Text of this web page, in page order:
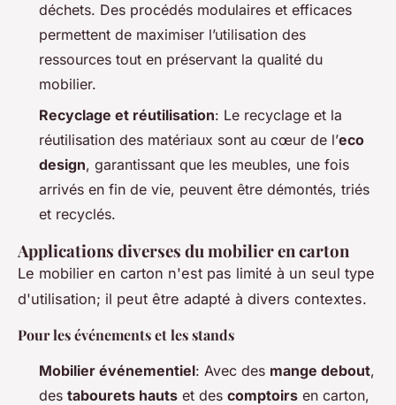
déchets. Des procédés modulaires et efficaces
permettent de maximiser l’utilisation des
ressources tout en préservant la qualité du
mobilier.
Recyclage et réutilisation: Le recyclage et la
réutilisation des matériaux sont au cœur de l’eco
design, garantissant que les meubles, une fois
arrivés en fin de vie, peuvent être démontés, triés
et recyclés.
Applications diverses du mobilier en carton
Le mobilier en carton n'est pas limité à un seul type
d'utilisation; il peut être adapté à divers contextes.
Pour les événements et les stands
Mobilier événementiel: Avec des mange debout,
des tabourets hauts et des comptoirs en carton,